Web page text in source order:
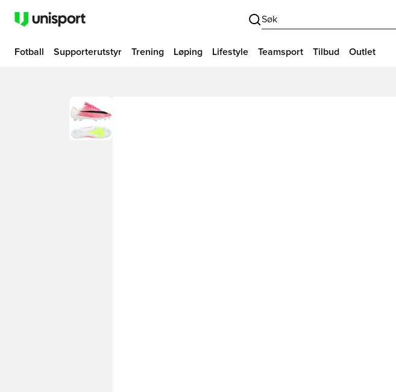
Søk
Fotball Supporterutstyr Trening Løping Lifestyle Teamsport Tilbud Outlet